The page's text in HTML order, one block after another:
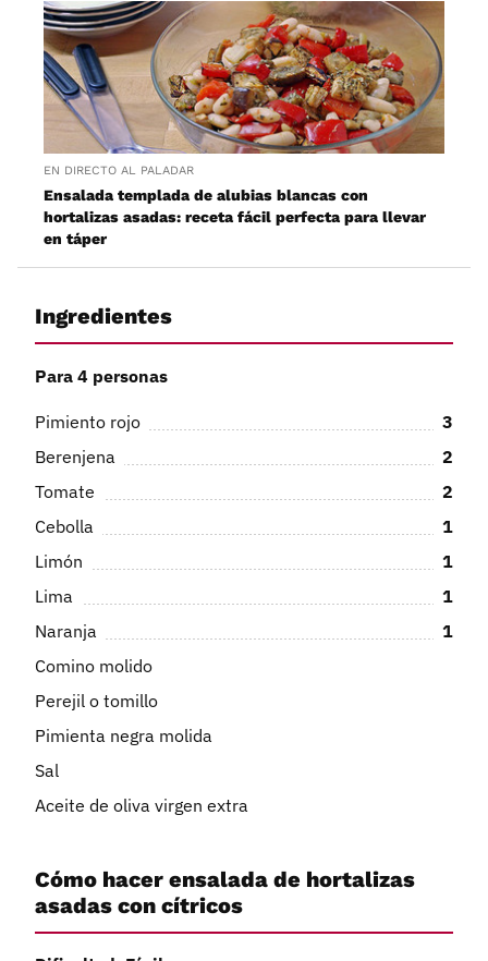
EN DIRECTO AL PALADAR
Ensalada templada de alubias blancas con
hortalizas asadas: receta fácil perfecta para llevar
en táper
Ingredientes
Para 4 personas
Pimiento rojo
3
Berenjena
2
Tomate
2
Cebolla
1
Limón
1
Lima
1
Naranja
1
Comino molido
Perejil o tomillo
Pimienta negra molida
Sal
Aceite de oliva virgen extra
Cómo hacer ensalada de hortalizas
asadas con cítricos